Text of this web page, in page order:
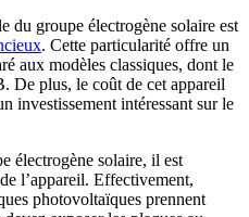
du groupe électrogène solaire est
. Cette particularité offre un
aux modèles classiques, dont le
De plus, le coût de cet appareil
investissement intéressant sur le
électrogène solaire, il est
l’appareil. Effectivement,
photovoltaïques prennent